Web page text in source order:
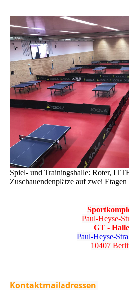
Spiel- und Trainingshalle: Roter,
Zuschauendenplätze auf zwei
Paul-Heyse-
GT - Halle
Paul-Heyse-
10407
Kontaktmailadressen